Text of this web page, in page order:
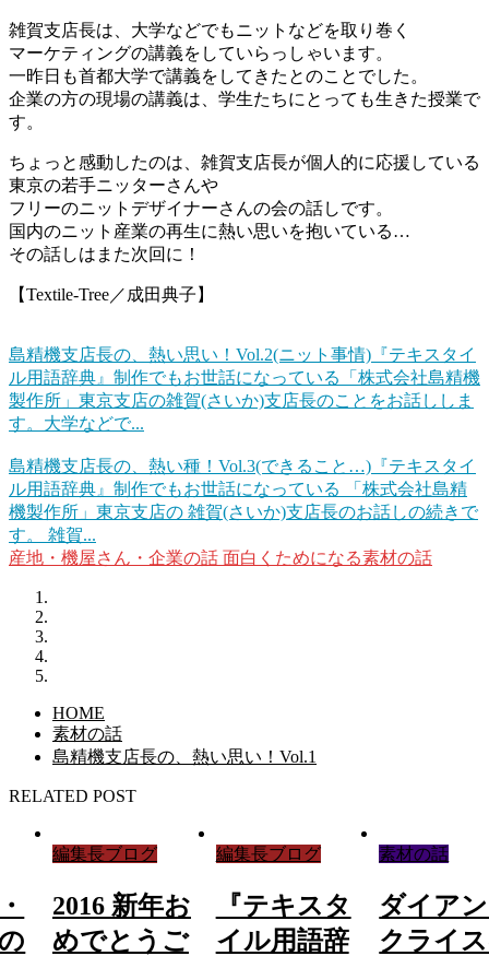
雑賀支店長は、大学などでもニットなどを取り巻く
マーケティングの講義をしていらっしゃいます。
一昨日も首都大学で講義をしてきたとのことでした。
企業の方の現場の講義は、学生たちにとっても生きた授業で
す。
ちょっと感動したのは、雑賀支店長が個人的に応援している
東京の若手ニッターさんや
フリーのニットデザイナーさんの会の話しです。
国内のニット産業の再生に熱い思いを抱いている…
その話しはまた次回に！
【Textile-Tree／成田典子】
島精機支店長の、熱い思い！Vol.2(ニット事情) 『テキスタイ
ル用語辞典』制作でもお世話になっている「株式会社島精機
製作所」東京支店の雑賀(さいか)支店長のことをお話ししま
す。大学などで...
島精機支店長の、熱い種！Vol.3(できること…) 『テキスタイ
ル用語辞典』制作でもお世話になっている 「株式会社島精
機製作所」東京支店の 雑賀(さいか)支店長のお話しの続きで
す。 雑賀...
産地・機屋さん・企業の話 面白くためになる素材の話
HOME
素材の話
島精機支店長の、熱い思い！Vol.1
RELATED POST
編集長ブログ
2016 新年お
めでとうご
編集長ブログ
『テキスタ
イル用語辞
素材の話
ダイア
クライ